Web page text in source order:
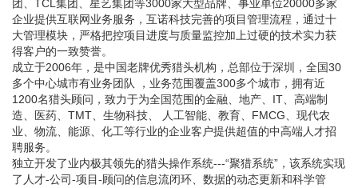
团、TCL集团、星艺集团等3000家大型品牌、事业单位20000多家
企业提供互联网业务服务，互诺科技完善的项目管理流程，通过十
大管理模块，严格把控项目进度与质量监控加上过硬的技术实力获
得客户的一致赞誉。
成立于2006年，是中国老牌优秀猎头机构，总部位于深圳，全国30
多个中心城市有业务团队 ，业务范围覆盖300多个城市，拥有近
1200名猎头顾问，致力于为全国范围的金融、地产、IT、高端制
造、医药、TMT、生物科技、 人工智能、教育、FMCG、现代农
业、物流、能源、化工等行业的企业客户提供超值的中高端人才招
聘服务。
独立开发了业内极其领先的猎头操作系统---“聚猎系统”，该系统实现
了人才-公司-项目-顾问的信息流闭环、数据的动态更新和科学管